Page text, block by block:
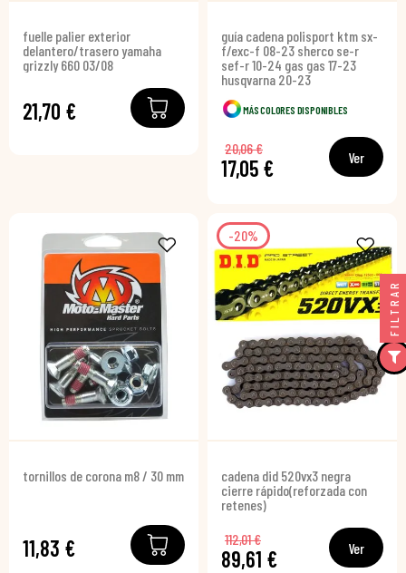
fuelle palier exterior
delantero/trasero yamaha
grizzly 660 03/08
21,70 €
guía cadena polisport ktm sx-
f/exc-f 08-23 sherco se-r
sef-r 10-24 gas gas 17-23
husqvarna 20-23
MÁS COLORES DISPONIBLES
17,05 €
20,06 € Ver
tornillos de corona m8 / 30 mm
11,83 €
-20%
cadena did 520vx3 negra
cierre rápido(reforzada con
retenes)
89,61 €
112,01 € Ver
FILTRAR